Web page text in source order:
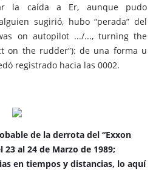
la caída a Er, aunque pudo
sugirió, hubo “perada” del
on autopilot .../..., turning the
on the rudder”): de una forma u
registrado hacia las 0002.
de la derrota del “Exxon
23 al 24 de Marzo de 1989;
en tiempos y distancias, lo aquí